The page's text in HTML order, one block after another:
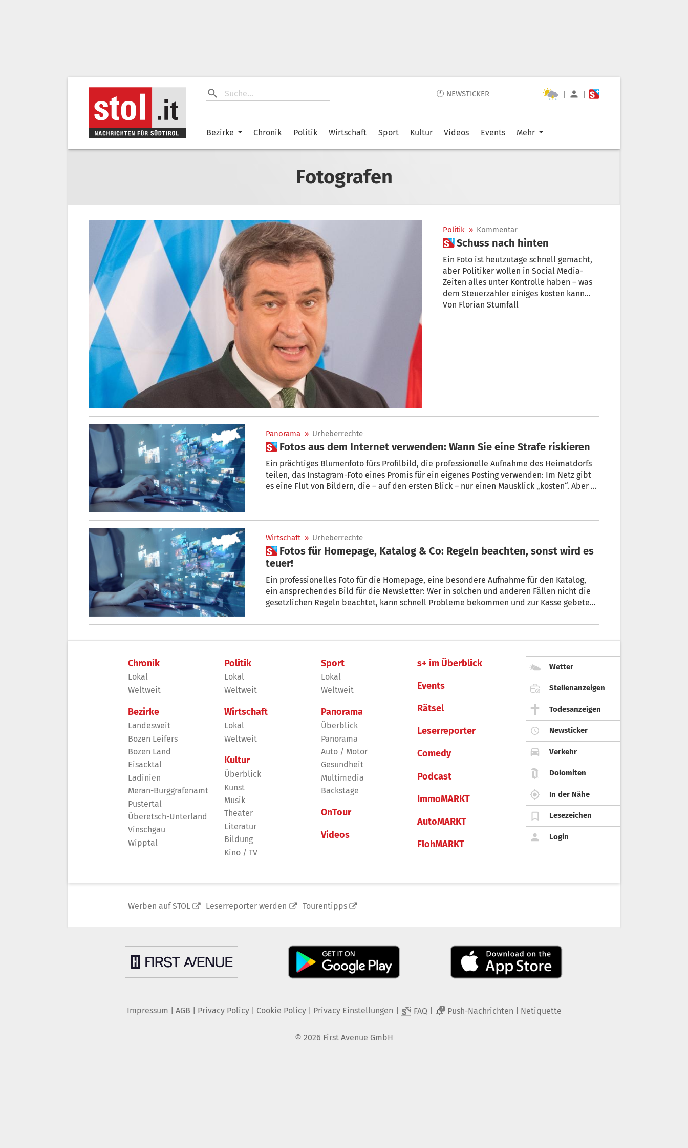
🕙 NEWSTICKER | |
Bezirke Chronik Politik Wirtschaft Sport Kultur Videos Events Mehr
Fotografen
Politik » Kommentar
 Schuss nach hinten
Ein Foto ist heutzutage schnell gemacht,
aber Politiker wollen in Social Media-
Zeiten alles unter Kontrolle haben – was
dem Steuerzahler einiges kosten kann…
Von Florian Stumfall
Panorama » Urheberrechte
 Fotos aus dem Internet verwenden: Wann Sie eine Strafe riskieren
Ein prächtiges Blumenfoto fürs Profilbild, die professionelle Aufnahme des Heimatdorfs
teilen, das Instagram-Foto eines Promis für ein eigenes Posting verwenden: Im Netz gibt
es eine Flut von Bildern, die – auf den ersten Blick – nur einen Mausklick „kosten“. Aber es
Wirtschaft » Urheberrechte
 Fotos für Homepage, Katalog & Co: Regeln beachten, sonst wird es
teuer!
Ein professionelles Foto für die Homepage, eine besondere Aufnahme für den Katalog,
ein ansprechendes Bild für die Newsletter: Wer in solchen und anderen Fällen nicht die
gesetzlichen Regeln beachtet, kann schnell Probleme bekommen und zur Kasse gebeten
müssen.
Chronik
Lokal
Weltweit
Bezirke
Landesweit
Bozen Leifers
Bozen Land
Eisacktal
Ladinien
Meran-Burggrafenamt
Pustertal
Überetsch-Unterland
Vinschgau
Wipptal
Politik
Lokal
Weltweit
Wirtschaft
Lokal
Weltweit
Kultur
Überblick
Kunst
Musik
Theater
Literatur
Bildung
Kino / TV
Sport
Lokal
Weltweit
Panorama
Überblick
Panorama
Auto / Motor
Gesundheit
Multimedia
Backstage
OnTour
Videos
s+ im Überblick
Events
Rätsel
Leserreporter
Comedy
Podcast
ImmoMARKT
AutoMARKT
FlohMARKT
Wetter
Stellenanzeigen
Todesanzeigen
Newsticker
Verkehr
Dolomiten
In der Nähe
Lesezeichen
Login
Werben auf STOL Leserreporter werden Tourentipps
Impressum AGB Privacy Policy| Cookie Policy| Privacy Einstellungen FAQ 2 Push-Nachrichten Netiquette
© 2026 First Avenue GmbH